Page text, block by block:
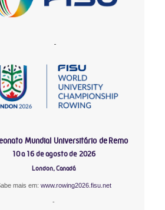
-
Mundial Universitário de Remo
10 a 16 de agosto de 2026
London, Canadá
mais em: www.rowing2026.fisu.net
-